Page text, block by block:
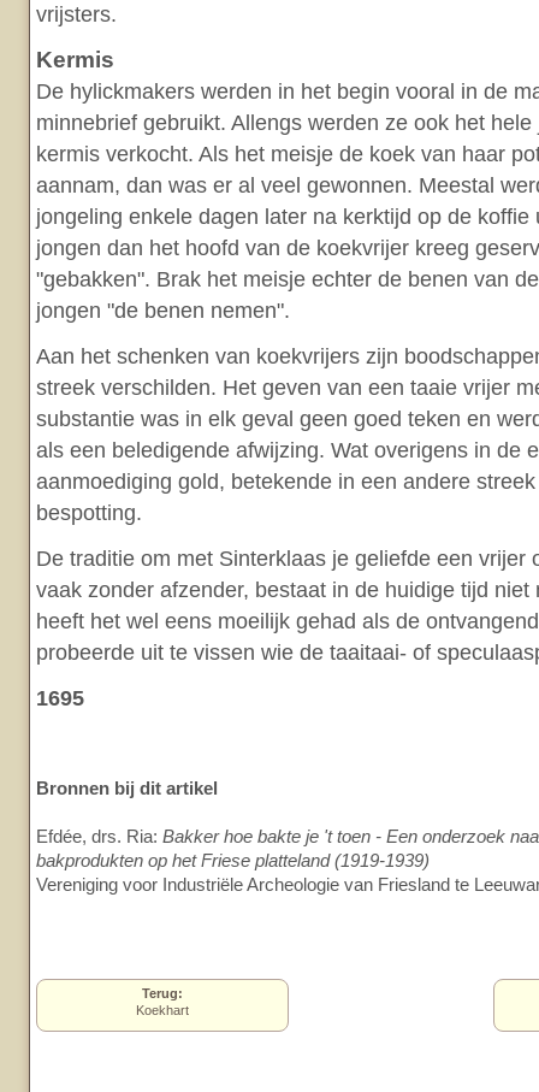
vrijsters.
Kermis
De hylickmakers werden in het begin vooral in de
minnebrief gebruikt. Allengs werden ze ook het
kermis verkocht. Als het meisje de koek van haar
aannam, dan was er al veel gewonnen. Meestal
jongeling enkele dagen later na kerktijd op de koffie
jongen dan het hoofd van de koekvrijer kreeg
"gebakken". Brak het meisje echter de benen van
jongen "de benen nemen".
Aan het schenken van koekvrijers zijn
streek verschilden. Het geven van een taaie vrijer
substantie was in elk geval geen goed teken en
als een beledigende afwijzing. Wat overigens in de
aanmoediging gold, betekende in een andere
bespotting.
De traditie om met Sinterklaas je geliefde een vrijer
vaak zonder afzender, bestaat in de huidige tijd niet
heeft het wel eens moeilijk gehad als de
probeerde uit te vissen wie de taaitaai- of
1695
Bronnen bij dit artikel
Efdée, drs. Ria: Bakker hoe bakte je 't toen - Een onderzoek
bakprodukten op het Friese platteland (1919-1939)
Vereniging voor Industriële Archeologie van Friesland te
Terug:
Koekhart